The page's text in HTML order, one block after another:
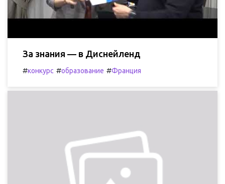
За знания — в Диснейленд
#конкурс #образование #Франция